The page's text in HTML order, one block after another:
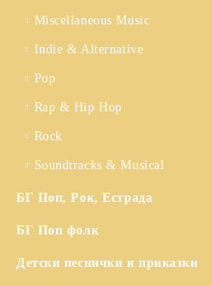
Miscellaneous Music
Indie & Alternative
Pop
Rap & Hip Hop
Rock
Soundtracks & Musical
БГ Поп, Рок, Естрада
БГ Поп фолк
Детски песнички и приказки